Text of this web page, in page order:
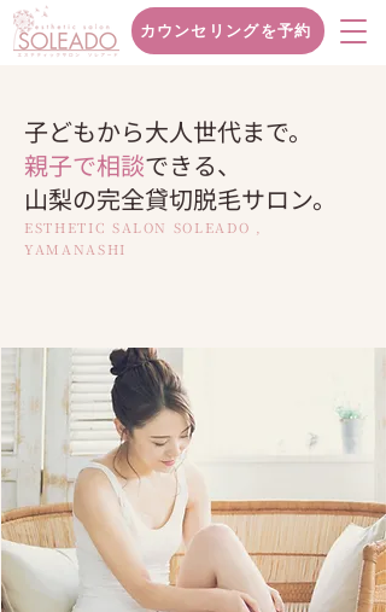
カウンセリングを予約
子どもから大人世代まで。
親子で相談できる、
山梨の完全貸切脱毛サロン。
ESTHETIC SALON SOLEADO ,
YAMANASHI